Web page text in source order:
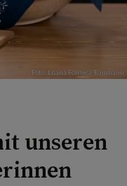
Foto: Luana Fonseca-Baumann
unseren